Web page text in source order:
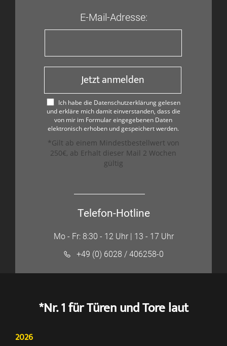
E-Mail-Adresse:
Jetzt anmelden
Ich habe die Datenschutzerklärung gelesen
und erkläre mich damit einverstanden, dass die
von mir im Formular eingegebenen Daten
elektronisch erhoben und gespeichert werden.
*Gilt ab einem Mindestbestellwert von
250€, ab Erhalt dieser Mail 2 Wochen
gültig
Telefon-Hotline
Mo - Fr: 8:30 - 12 Uhr | 13 - 17 Uhr
+49 (0) 6028 / 406258-0
*Nr. 1 für Türen und Tore laut
2026